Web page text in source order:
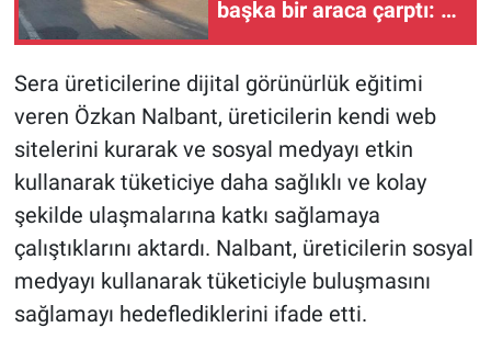
başka bir araca çarptı: 2
Sera üreticilerine dijital görünürlük eğitimi
veren Özkan Nalbant, üreticilerin kendi web
sitelerini kurarak ve sosyal medyayı etkin
kullanarak tüketiciye daha sağlıklı ve kolay
şekilde ulaşmalarına katkı sağlamaya
çalıştıklarını aktardı. Nalbant, üreticilerin sosyal
medyayı kullanarak tüketiciyle buluşmasını
sağlamayı hedeflediklerini ifade etti.